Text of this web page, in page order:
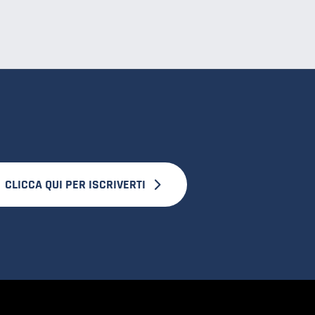
CLICCA QUI PER ISCRIVERTI